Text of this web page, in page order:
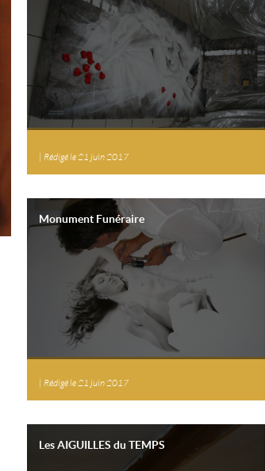
Rédigé le 21 juin 2017
Monument Funéraire
Rédigé le 21 juin 2017
Les AIGUILLES du TEMPS